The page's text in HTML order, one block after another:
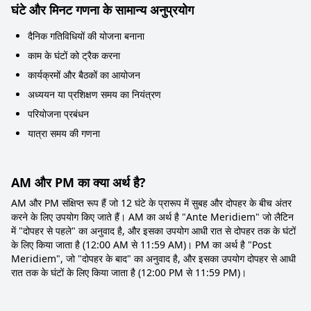
घंटे और मिनट गणना के सामान्य अनुप्रयोग
दैनिक गतिविधियों की योजना बनाना
काम के घंटों को ट्रैक करना
कार्यक्रमों और बैठकों का आयोजन
अध्ययन या प्रशिक्षण समय का नियंत्रण
परियोजना प्रबंधन
यात्रा समय की गणना
AM और PM का क्या अर्थ है?
AM और PM संक्षिप्त रूप हैं जो 12 घंटे के प्रारूप में सुबह और दोपहर के बीच अंतर
करने के लिए उपयोग किए जाते हैं। AM का अर्थ है "Ante Meridiem" जो लैटिन
में "दोपहर से पहले" का अनुवाद है, और इसका उपयोग आधी रात से दोपहर तक के घंटों
के लिए किया जाता है (12:00 AM से 11:59 AM)। PM का अर्थ है "Post
Meridiem", जो "दोपहर के बाद" का अनुवाद है, और इसका उपयोग दोपहर से आधी
रात तक के घंटों के लिए किया जाता है (12:00 PM से 11:59 PM)।